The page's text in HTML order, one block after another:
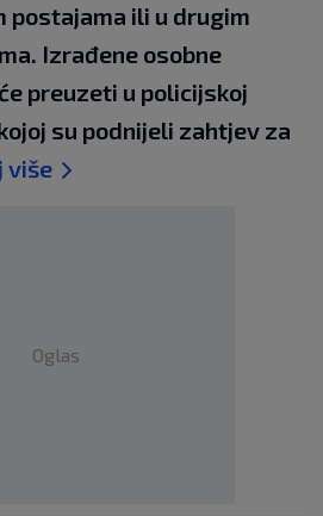
postajama ili u drugim
Izrađene osobne
preuzeti u policijskoj
su podnijeli zahtjev za
više
Oglas